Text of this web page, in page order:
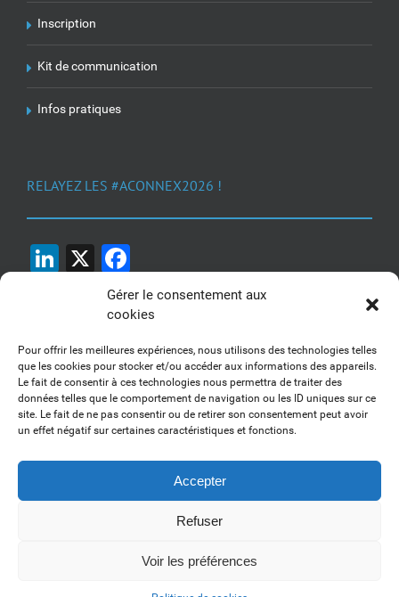
Gérer le consentement aux
cookies
Pour offrir les meilleures expériences, nous utilisons des technologies telles
que les cookies pour stocker et/ou accéder aux informations des appareils.
Le fait de consentir à ces technologies nous permettra de traiter des
données telles que le comportement de navigation ou les ID uniques sur ce
site. Le fait de ne pas consentir ou de retirer son consentement peut avoir
un effet négatif sur certaines caractéristiques et fonctions.
Accepter
Refuser
Voir les préférences
Inscription
Kit de communication
Infos pratiques
RELAYEZ LES #ACONNEX2026 !
LinkedIn
X
1, 2, 3... Buzzez !
Découvrez nos kits communication